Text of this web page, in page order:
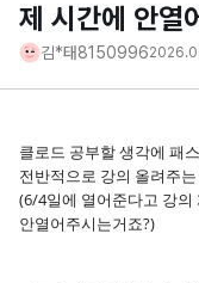
제 시간에 안열
김*태8150996
클로드 공부할 생각에 패
전반적으로 강의 올려주
(6/4일에 열어준다고 강
안열어주시는거죠?)